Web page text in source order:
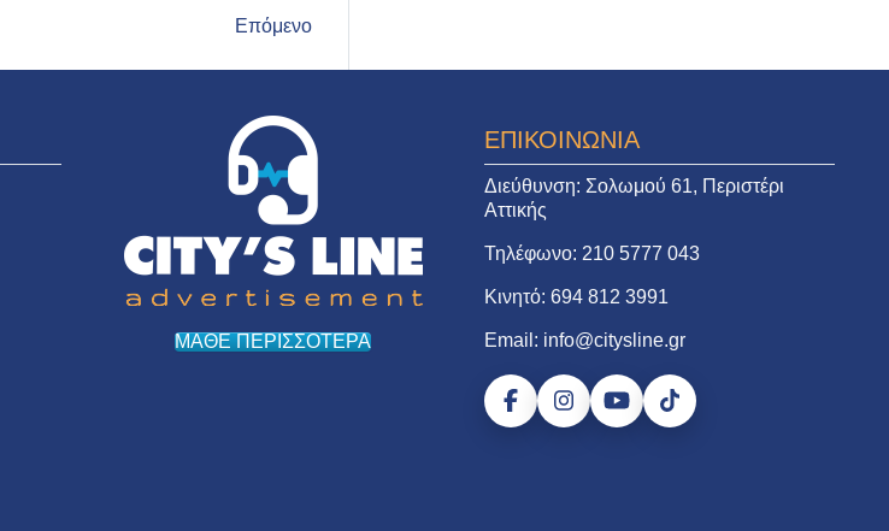
Επόμενο
ΜΑΘΕ ΠΕΡΙΣΣΟΤΕΡΑ
ΕΠΙΚΟΙΝΩΝΙΑ
Διεύθυνση: Σολωμού 61, Περιστέρι
Αττικής
Τηλέφωνο: 210 5777 043
Κινητό: 694 812 3991
Email: info@citysline.gr